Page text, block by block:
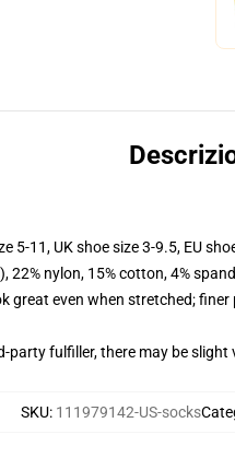
5-11, UK shoe size 3-9.5, EU
nylon, 15% cotton, 4%
great even when stretched;
fulfiller, there may be
SKU: 111979142-US-socks